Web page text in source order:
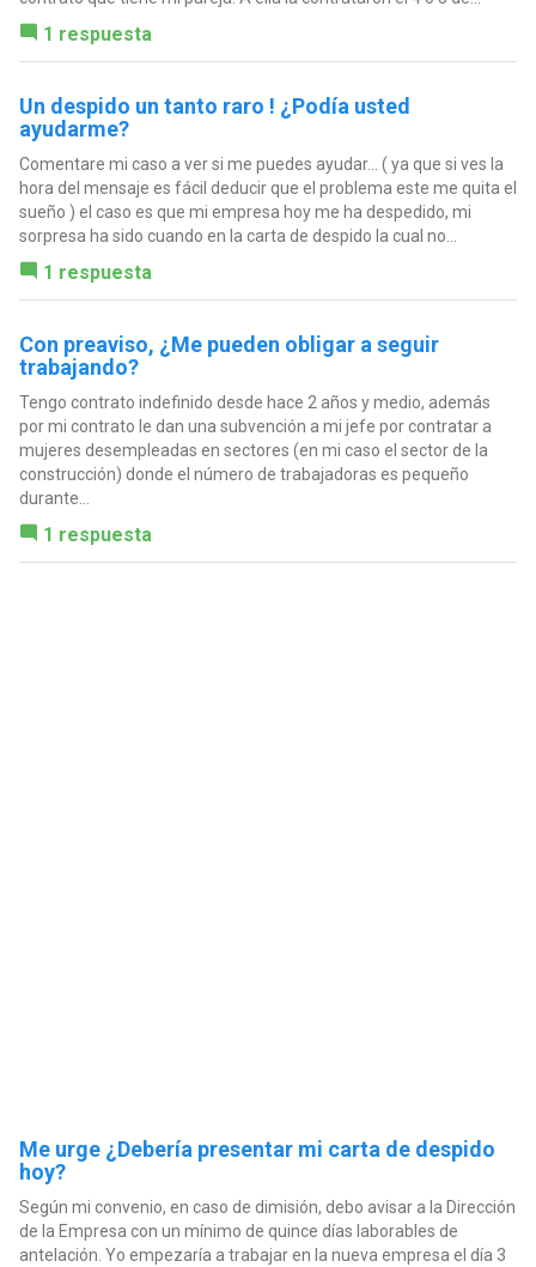
1 respuesta
Un despido un tanto raro ! ¿Podía usted
ayudarme?
Comentare mi caso a ver si me puedes ayudar... ( ya que si ves la
hora del mensaje es fácil deducir que el problema este me quita el
sueño ) el caso es que mi empresa hoy me ha despedido, mi
sorpresa ha sido cuando en la carta de despido la cual no...
1 respuesta
Con preaviso, ¿Me pueden obligar a seguir
trabajando?
Tengo contrato indefinido desde hace 2 años y medio, además
por mi contrato le dan una subvención a mi jefe por contratar a
mujeres desempleadas en sectores (en mi caso el sector de la
construcción) donde el número de trabajadoras es pequeño
durante...
1 respuesta
Me urge ¿Debería presentar mi carta de despido
hoy?
Según mi convenio, en caso de dimisión, debo avisar a la Dirección
de la Empresa con un mínimo de quince días laborables de
antelación. Yo empezaría a trabajar en la nueva empresa el día 3